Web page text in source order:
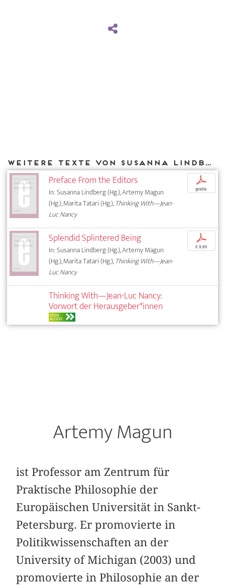
Weitere Texte von Susanna Lindberg bei DIAPHANES
Preface From the Editors
In: Susanna Lindberg (Hg.), Artemy Magun
(Hg.), Marita Tatari (Hg.),Thinking With—Jean-
Luc Nancy
p
gratis
Splendid Splintered Being
In: Susanna Lindberg (Hg.), Artemy Magun
(Hg.), Marita Tatari (Hg.),Thinking With—Jean-
Luc Nancy
p
€ 9,95
Thinking With—Jean-Luc Nancy:
Vorwort der Herausgeber*innen
OPEN
ACCESS
Artemy Magun
ist Professor am Zentrum für
Praktische Philosophie der
Europäischen Universität in Sankt-
Petersburg. Er promovierte in
Politikwissenschaften an der
University of Michigan (2003) und
promovierte in Philosophie an der